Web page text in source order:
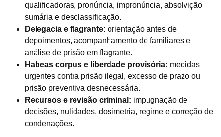
qualificadoras, pronúncia, impronúncia, absolvição
sumária e desclassificação.
Delegacia e flagrante: orientação antes de
depoimentos, acompanhamento de familiares e
análise de prisão em flagrante.
Habeas corpus e liberdade provisória: medidas
urgentes contra prisão ilegal, excesso de prazo ou
prisão preventiva desnecessária.
Recursos e revisão criminal: impugnação de
decisões, nulidades, dosimetria, regime e correção de
condenações.